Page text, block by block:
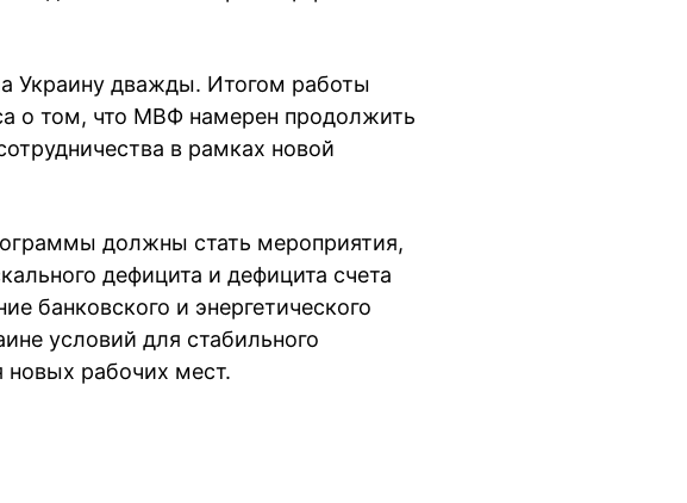
Украину дважды. Итогом работы
о том, что МВФ намерен продолжить
в рамках новой
должны стать мероприятия,
дефицита и дефицита счета
банковского и энергетического
условий для стабильного
новых рабочих мест.
в Messenger
в LinkedIn